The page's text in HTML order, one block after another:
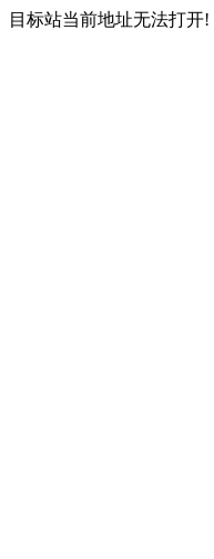
目标站当前地址无法打开!